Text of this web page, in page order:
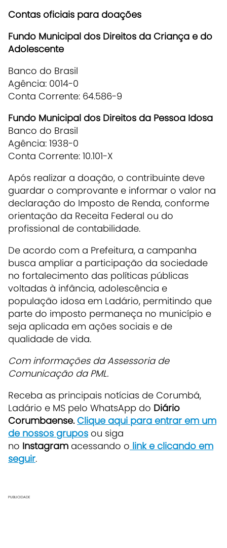
Contas oficiais para doações
Fundo Municipal dos Direitos da Criança e do
Adolescente
Banco do Brasil
Agência: 0014-0
Conta Corrente: 64.586-9
Fundo Municipal dos Direitos da Pessoa Idosa
Banco do Brasil
Agência: 1938-0
Conta Corrente: 10.101-X
Após realizar a doação, o contribuinte deve
guardar o comprovante e informar o valor na
declaração do Imposto de Renda, conforme
orientação da Receita Federal ou do
profissional de contabilidade.
De acordo com a Prefeitura, a campanha
busca ampliar a participação da sociedade
no fortalecimento das políticas públicas
voltadas à infância, adolescência e
população idosa em Ladário, permitindo que
parte do imposto permaneça no município e
seja aplicada em ações sociais e de
qualidade de vida.
Com informações da Assessoria de
Comunicação da PML.
Receba as principais notícias de Corumbá,
Ladário e MS pelo WhatsApp do Diário
Corumbaense.Clique aqui para entrar em um
de nossos grupos ou siga
no Instagram acessando o link e clicando em
seguir.
PUBLICIDADE